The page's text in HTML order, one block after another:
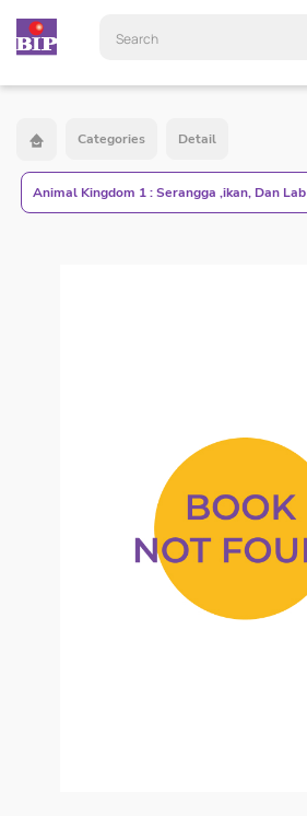
Categories Detail
Animal Kingdom 1 : Serangga ,ikan, Dan Lab